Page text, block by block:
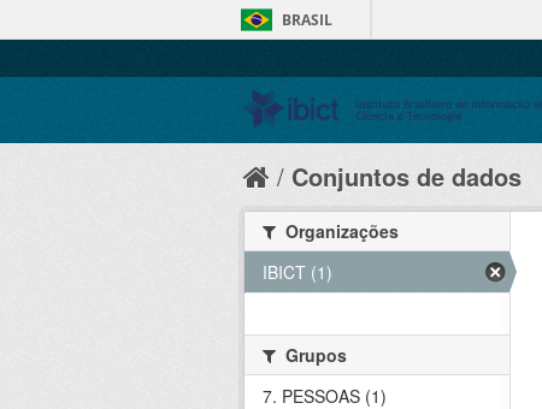
BRASIL
Conjuntos de dados
Organizações
IBICT (1)
Grupos
7. PESSOAS (1)